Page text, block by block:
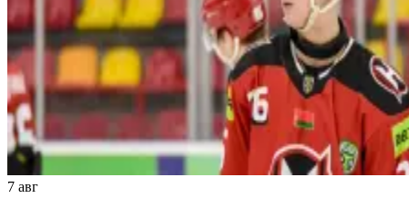
7 авг